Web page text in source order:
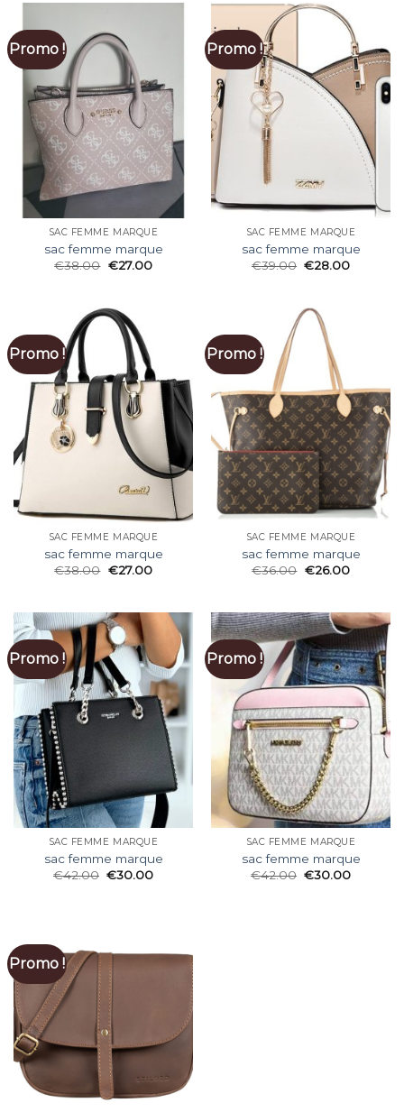
Promo !
SAC FEMME MARQUE
sac femme marque
€38.00 €27.00
Promo !
SAC FEMME MARQUE
sac femme marque
€39.00 €28.00
Promo !
SAC FEMME MARQUE
sac femme marque
€38.00 €27.00
Promo !
SAC FEMME MARQUE
sac femme marque
€36.00 €26.00
Promo !
SAC FEMME MARQUE
sac femme marque
€42.00 €30.00
Promo !
SAC FEMME MARQUE
sac femme marque
€42.00 €30.00
Promo !